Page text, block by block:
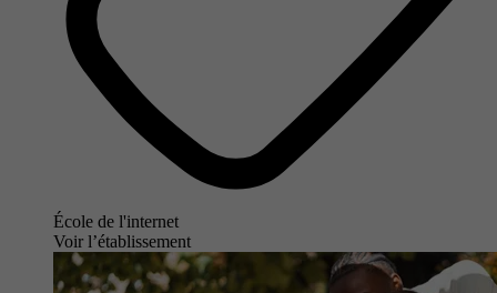
École de l'internet
Voir l’établissement